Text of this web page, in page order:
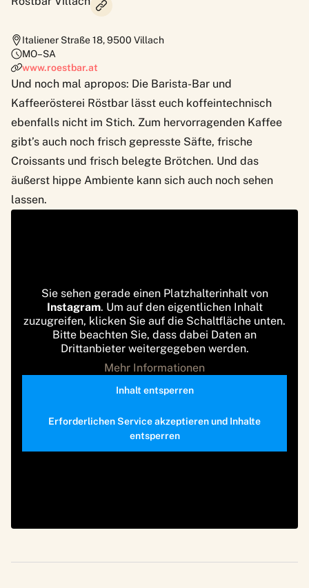
Italiener Straße 18,9500 Villach
MO–SA
www.roestbar.at
Und noch mal apropos: Die Barista-Bar und
Kaffeerösterei Röstbar lässt euch koffeintechnisch
ebenfalls nicht im Stich. Zum hervorragenden Kaffee
gibt’s auch noch frisch gepresste Säfte, frische
Croissants und frisch belegte Brötchen. Und das
äußerst hippe Ambiente kann sich auch noch sehen
lassen.
Sie sehen gerade einen Platzhalterinhalt von
Instagram. Um auf den eigentlichen Inhalt
zuzugreifen, klicken Sie auf die Schaltfläche unten.
Bitte beachten Sie, dass dabei Daten an
Drittanbieter weitergegeben werden.
Mehr Informationen
Inhalt entsperren
Erforderlichen Service akzeptieren und Inhalte
entsperren